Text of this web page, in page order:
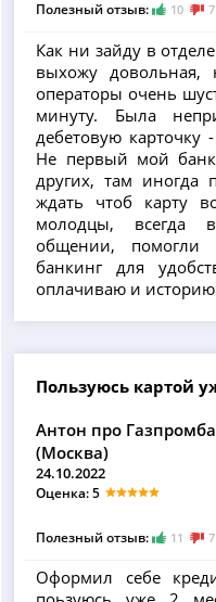
Полезный отзыв: 10 7
Как ни зайду в
выхожу довольная,
операторы очень
минуту. Была
дебетовую карточку
Не первый мой
других, там иногда
ждать чтоб карту
молодцы, всегда
общении, помогли
банкинг для
оплачиваю и
Пользуюсь картой
Антон про
(Москва)
24.10.2022
Оценка: 5
Полезный отзыв: 11 7
Оформил себе